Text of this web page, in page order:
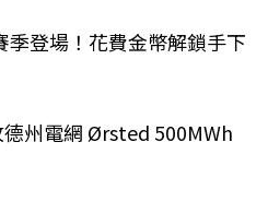
季登場！花費金幣解鎖手下
州電網 Ørsted 500MWh